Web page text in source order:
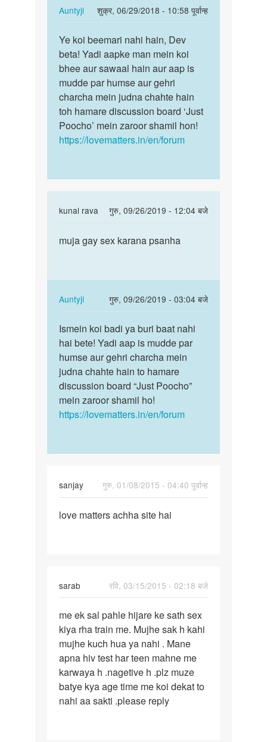
sex
krna
by
vishal
jain
Auntyji
शुक्र, 06/29/2018 - 10:58 पूर्वान्ह
In
reply
to
Achi
vimari
hai
me
help…
by
Dev
Ye
koi
beemari
nahi
hain,
…
Ye koi beemari nahi hain, Dev
beta! Yadi aapke man mein koi
bhee aur sawaal hain aur aap is
mudde par humse aur gehri
charcha mein judna chahte hain
toh hamare discussion board ‘Just
Poocho’ mein zaroor shamil hon!
https://lovematters.in/en/forum
kunal rava
गुरु, 09/26/2019 - 12:04 बजे
to
k
sath
sex
krna
by
vishal
jain
muja
karana
psanha
muja gay sex karana psanha
Auntyji
गुरु, 09/26/2019 - 03:04 बजे
In
reply
to
muja
gay
sex
karana
psanha
by
Ismein
koi
badi
ya
buri
baat…
Ismein koi badi ya buri baat nahi
hai bete! Yadi aap is mudde par
humse aur gehri charcha mein
judna chahte hain to hamare
discussion board “Just Poocho”
mein zaroor shamil ho!
https://lovematters.in/en/forum
sanjay
गुरु, 01/08/2015 - 04:40 पूर्वान्ह
love
love matters achha site hai
sarab
रवि, 03/15/2015 - 02:18 बजे
me
ek
sal
pahle
hijare
ke
me ek sal pahle hijare ke sath sex
kiya rha train me. Mujhe sak h kahi
mujhe kuch hua ya nahi . Mane
apna hiv test har teen mahne me
karwaya h .nagetive h .plz muze
batye kya age time me koi dekat to
nahi aa sakti .please reply